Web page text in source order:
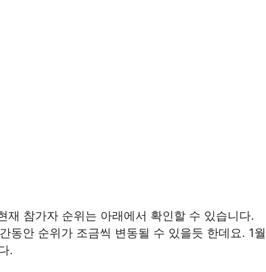
재 참가자 순위는 아래에서 확인할 수 있습니다.
동안 순위가 조금씩 변동될 수 있을듯 한데요. 1월
.